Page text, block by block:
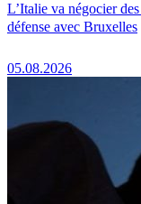
L’Italie va négocier
défense avec Bruxelles
05.08.2026